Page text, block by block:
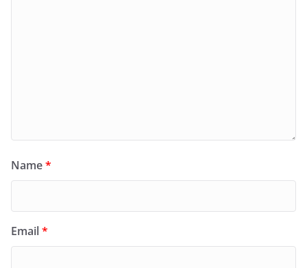
Name*
Email*